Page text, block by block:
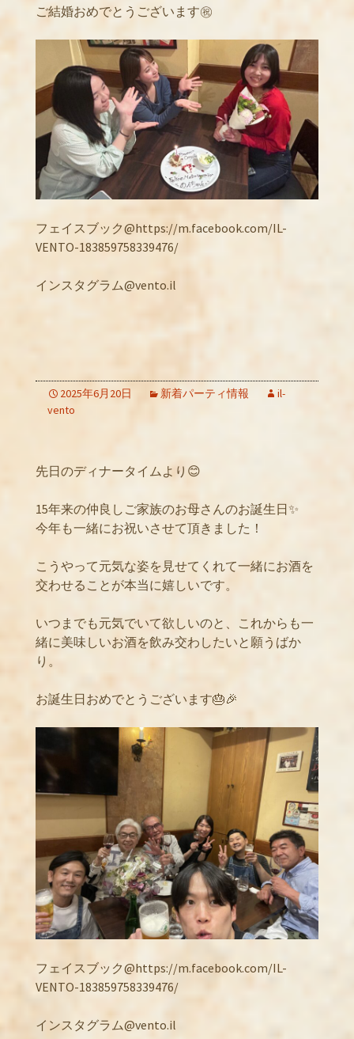
ご結婚おめでとうございます㊗️
フェイスブック@https://m.facebook.com/IL-
VENTO-183859758339476/
インスタグラム@vento.il
2025年6月20日 新着パーティ情報
il-
vento
先日のディナータイムより😊
15年来の仲良しご家族のお母さんのお誕生日✨
今年も一緒にお祝いさせて頂きました！
こうやって元気な姿を見せてくれて一緒にお酒を
交わせることが本当に嬉しいです。
いつまでも元気でいて欲しいのと、これからも一
緒に美味しいお酒を飲み交わしたいと願うばか
り。
お誕生日おめでとうございます🎂🎉
フェイスブック@https://m.facebook.com/IL-
VENTO-183859758339476/
インスタグラム@vento.il